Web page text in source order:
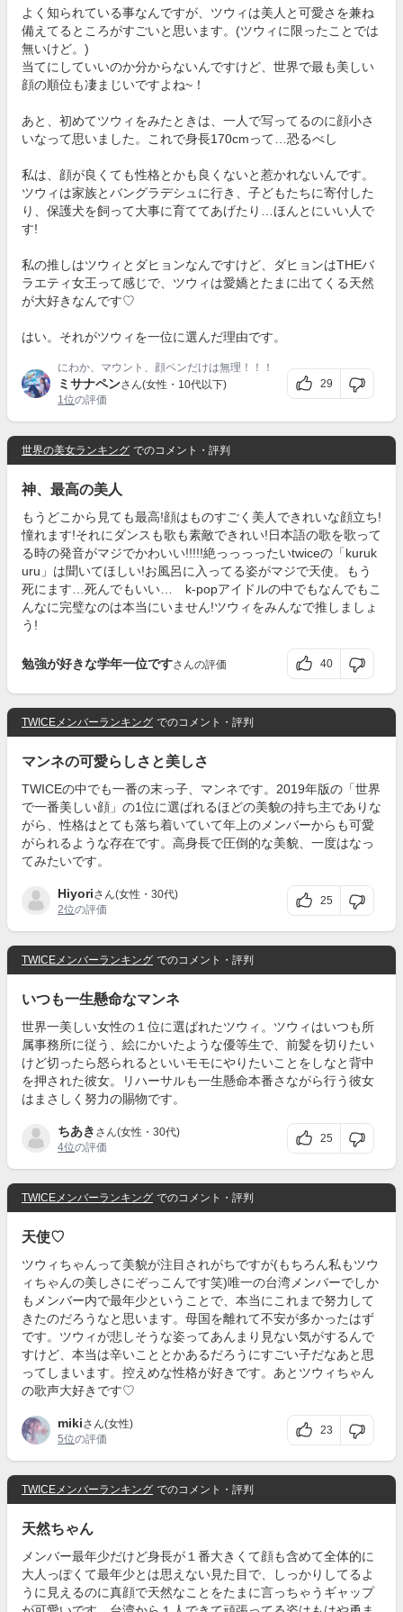
よく知られている事なんですが、ツウィは美人と可愛さを兼ね
備えてるところがすごいと思います。(ツウィに限ったことでは
無いけど。)
当てにしていいのか分からないんですけど、世界で最も美しい
顔の順位も凄まじいですよね~！
あと、初めてツウィをみたときは、一人で写ってるのに顔小さ
いなって思いました。これで身長170cmって…恐るべし
私は、顔が良くても性格とかも良くないと惹かれないんです。
ツウィは家族とバングラデシュに行き、子どもたちに寄付した
り、保護犬を飼って大事に育ててあげたり…ほんとにいい人で
す!
私の推しはツウィとダヒョンなんですけど、ダヒョンはTHEバ
ラエティ女王って感じで、ツウィは愛嬌とたまに出てくる天然
が大好きなんです♡
はい。それがツウィを一位に選んだ理由です。
にわか、マウント、顔ペンだけは無理！！！
ミサナペンさん(女性・10代以下)
1位の評価
29
世界の美女ランキング でのコメント・評判
神、最高の美人
もうどこから見ても最高!顔はものすごく美人できれいな顔立ち!
憧れます!それにダンスも歌も素敵できれい!日本語の歌を歌って
る時の発音がマジでかわいい!!!!!絶っっっったいtwiceの「kuruk
uru」は聞いてほしい!お風呂に入ってる姿がマジで天使。もう
死にます…死んでもいい… k-popアイドルの中でもなんでもこ
んなに完璧なのは本当にいません!ツウィをみんなで推しましょ
う!
勉強が好きな学年一位ですさんの評価 40
TWICEメンバーランキング でのコメント・評判
マンネの可愛らしさと美しさ
TWICEの中でも一番の末っ子、マンネです。2019年版の「世界
で一番美しい顔」の1位に選ばれるほどの美貌の持ち主でありな
がら、性格はとても落ち着いていて年上のメンバーからも可愛
がられるような存在です。高身長で圧倒的な美貌、一度はなっ
てみたいです。
Hiyoriさん(女性・30代)
2位の評価
25
TWICEメンバーランキング でのコメント・評判
いつも一生懸命なマンネ
世界一美しい女性の１位に選ばれたツウィ。ツウィはいつも所
属事務所に従う、絵にかいたような優等生で、前髪を切りたい
けど切ったら怒られるといいモモにやりたいことをしなと背中
を押された彼女。リハーサルも一生懸命本番さながら行う彼女
はまさしく努力の賜物です。
ちあき さん(女性・30代)
4位の評価
25
TWICEメンバーランキング でのコメント・評判
天使♡
ツウィちゃんって美貌が注目されがちですが(もちろん私もツウ
ィちゃんの美しさにぞっこんです笑)唯一の台湾メンバーでしか
もメンバー内で最年少ということで、本当にこれまで努力して
きたのだろうなと思います。母国を離れて不安が多かったはず
です。ツウィが悲しそうな姿ってあんまり見ない気がするんで
すけど、本当は辛いこととかあるだろうにすごい子だなあと思
ってしまいます。控えめな性格が好きです。あとツウィちゃん
の歌声大好きです♡
mikiさん(女性)
5位の評価
23
TWICEメンバーランキング でのコメント・評判
天然ちゃん
メンバー最年少だけど身長が１番大きくて顔も含めて全体的に
大人っぽくて最年少とは思えない見た目で、しっかりしてるよ
うに見えるのに真顔で天然なことをたまに言っちゃうギャップ